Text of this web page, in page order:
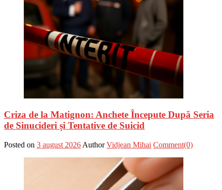
Criza de la Matignon: Anchete Începute După Seria
de Sinucideri și Tentative de Suicid
Posted on 3 august 2026 Author Vidjean Mihai Comment(0)